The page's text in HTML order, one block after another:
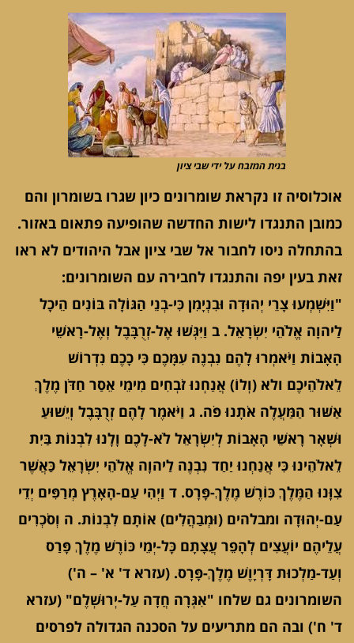
בנית המזבח על ידי שבי ציון
אוכלוסיה זו נקראת שומרונים כיון שגרו בשומרון והם
כמובן התנגדו לישות החדשה שהופיעה פתאום באזור.
בהתחלה ניסו לחבור אל שבי ציון אבל היהודים לא ראו
זאת בעין יפה והתנגדו לחבירה עם השומרונים:
"וַיִּשְׁמְעוּ צָרֵי יְהוּדָה וּבִנְיָמִן כִּי-בְנֵי הַגּוֹלָה בּוֹנִים הֵיכָל
לַיהוָה אֱלֹהֵי יִשְׂרָאֵל. ב וַיִּגְּשׁוּ אֶל-זְרֻבָּבֶל וְאֶל-רָאשֵׁי
הָאָבוֹת וַיֹּאמְרוּ לָהֶם נִבְנֶה עִמָּכֶם כִּי כָכֶם נִדְרוֹשׁ
לֵאלֹהֵיכֶם ולא (וְלוֹ) אֲנַחְנוּ זֹבְחִים מִימֵי אֵסַר חַדֹּן מֶלֶךְ
אַשּׁוּר הַמַּעֲלֶה אֹתָנוּ פֹּה. ג וַיֹּאמֶר לָהֶם זְרֻבָּבֶל וְיֵשׁוּעַ
וּשְׁאָר רָאשֵׁי הָאָבוֹת לְיִשְׂרָאֵל לֹא-לָכֶם וָלָנוּ לִבְנוֹת בַּיִת
לֵאלֹהֵינוּ כִּי אֲנַחְנוּ יַחַד נִבְנֶה לַיהוָה אֱלֹהֵי יִשְׂרָאֵל כַּאֲשֶׁר
צִוָּנוּ הַמֶּלֶךְ כּוֹרֶשׁ מֶלֶךְ-פָּרָס. ד וַיְהִי עַם-הָאָרֶץ מְרַפִּים יְדֵי
עַם-יְהוּדָה ומבלהים (וּמְבַהֲלִים) אוֹתָם לִבְנוֹת. ה וְסֹכְרִים
עֲלֵיהֶם יוֹעֲצִים לְהָפֵר עֲצָתָם כָּל-יְמֵי כּוֹרֶשׁ מֶלֶךְ פָּרַס
וְעַד-מַלְכוּת דָּרְיָוֶשׁ מֶלֶךְ-פָּרָס. (עזרא ד' א' – ה')
השומרונים גם שלחו "אִגְּרָה חֲדָה עַל-יְרוּשְׁלֶם" (עזרא
ד' ח') ובה הם מתריעים על הסכנה הגדולה לפרסים